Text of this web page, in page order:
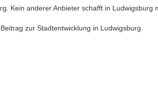
Kein anderer Anbieter schafft in Ludwigsburg
zur Stadtentwicklung in Ludwigsburg.